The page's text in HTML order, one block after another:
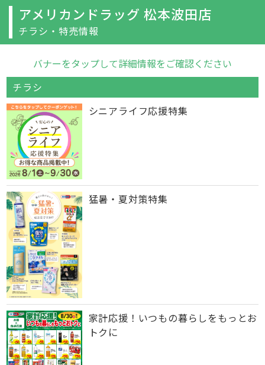
アメリカンドラッグ 松本波田店
チラシ・特売情報
バナーをタップして詳細情報をご確認ください
チラシ
シニアライフ応援特集
猛暑・夏対策特集
家計応援！いつもの暮らしをもっとお
トクに